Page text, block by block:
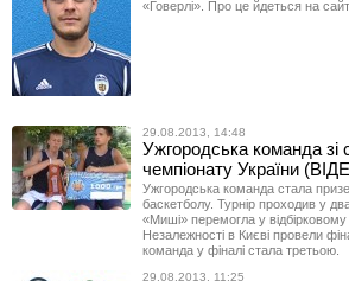
«Говерлі». Про це йдеться на
29.08.2013, 14:48
Ужгородська команда зі
чемпіонату України
Ужгородська команда стала
баскетболу. Турнір проходив у
«Миші» перемогла у
Незалежності в Києві провели
команда у фіналі стала третьою.
29.08.2013, 11:25